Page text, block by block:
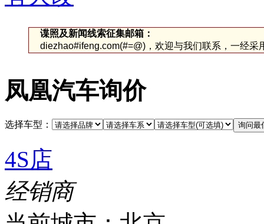
谍照及新闻线索征集邮箱：
diezhao#ifeng.com(#=@)，欢迎与我们联系，一经采
凤凰汽车询价
选择车型：
4S店
经销商